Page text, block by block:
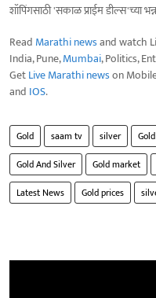
शॉपिंगसाठी 'सकाळ प्राईम डील्स'च्या
Read Marathi newsand watch
India, Pune,Mumbai, Politics,
GetLive Marathi newson
and IOS.
Gold saam tv silver
Gold And Silver
Gold market
Latest News
Gold prices